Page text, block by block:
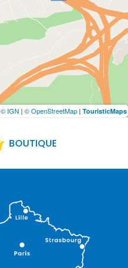
© IGN | © OpenStreetMap | TouristicMaps
BOUTIQUE